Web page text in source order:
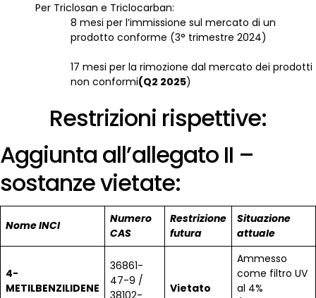
Per Triclosan e Triclocarban:
8 mesi per l’immissione sul mercato di un
prodotto conforme (3° trimestre 2024)
17 mesi per la rimozione dal mercato dei prodotti
non conformi(Q2 2025)
Restrizioni rispettive:
Aggiunta all’allegato II –
sostanze vietate:
Nome INCI
Numero
CAS
Restrizione
futura
Situazione
attuale
4-
METILBENZILIDENE
36861-
47-9 /
Vietato
Ammesso
come filtro UV
al 4%